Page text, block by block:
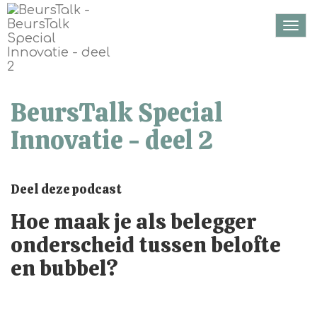
BeursTalk Special
Innovatie - deel 2
Deel deze podcast
Hoe maak je als belegger
onderscheid tussen belofte
en bubbel?